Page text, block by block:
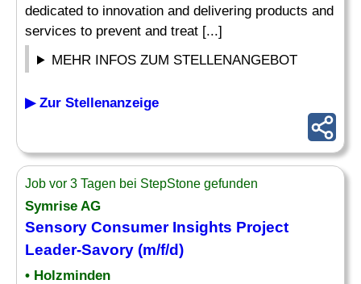
dedicated to innovation and delivering products and
services to prevent and treat [...]
MEHR INFOS ZUM STELLENANGEBOT
▶ Zur Stellenanzeige
Job vor 3 Tagen bei StepStone gefunden
Symrise AG
Sensory Consumer Insights Project
Leader-Savory (m/f/d)
• Holzminden